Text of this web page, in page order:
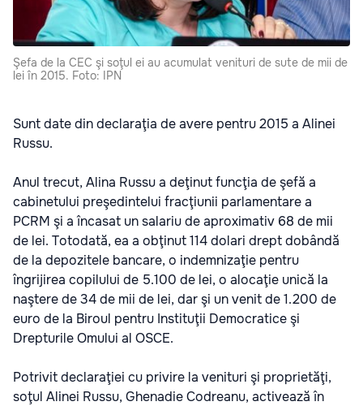
Şefa de la CEC şi soţul ei au acumulat venituri de sute de mii de
lei în 2015. Foto: IPN
Sunt date din declaraţia de avere pentru 2015 a Alinei
Russu.
Anul trecut, Alina Russu a deţinut funcţia de şefă a
cabinetului preşedintelui fracţiunii parlamentare a
PCRM şi a încasat un salariu de aproximativ 68 de mii
de lei. Totodată, ea a obţinut 114 dolari drept dobândă
de la depozitele bancare, o indemnizaţie pentru
îngrijirea copilului de 5.100 de lei, o alocaţie unică la
naştere de 34 de mii de lei, dar şi un venit de 1.200 de
euro de la Biroul pentru Instituţii Democratice şi
Drepturile Omului al OSCE.
Potrivit declaraţiei cu privire la venituri şi proprietăţi,
soţul Alinei Russu, Ghenadie Codreanu, activează în